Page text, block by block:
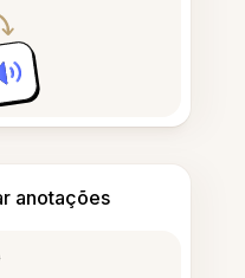
anotações